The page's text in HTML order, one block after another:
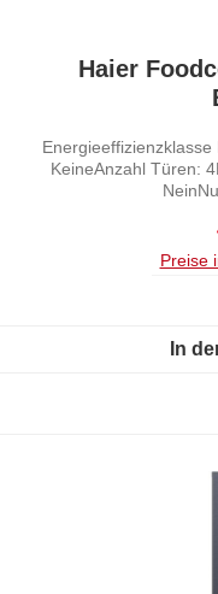
Durchschnittliche
Haier
KeineAnzahl Türen:
Preise
In